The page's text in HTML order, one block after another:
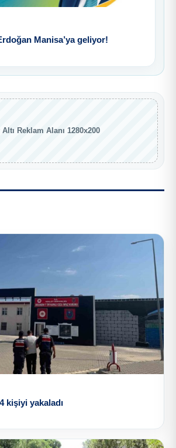
Manisa’ya geliyor!
Altı Reklam Alanı 1280x200
kişiyi yakaladı